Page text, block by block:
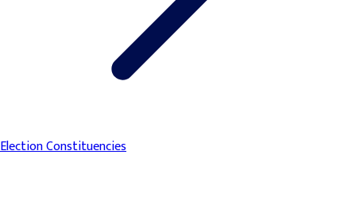
Election Constituencies